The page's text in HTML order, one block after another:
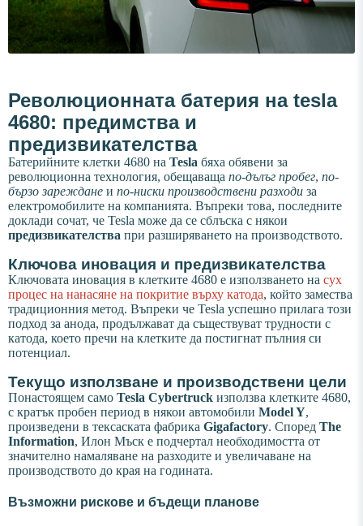
Революционната батерия на tesla
4680: предимства и
предизвикателства
Батерийните клетки 4680 на Tesla бяха обявени за
революционна технология, обещаваща по-дълъг пробег, по-
бързо зареждане и по-ниски производствени разходи за
електромобилите на компанията. Въпреки това, последните
доклади сочат, че Tesla може да се сблъска с някои
предизвикателства при разширяването на производството.
Ключова иновация и предизвикателства
Ключовата иновация в клетките 4680 е използването на сух
процес на нанасяне на покритие върху катода, който замества
традиционния метод. Въпреки че Tesla успешно прилага този
подход за анода, продължават да съществуват трудности с
катода, което пречи на клетките да постигнат пълния си
потенциал.
Текущо използване и производствени цели
Понастоящем само Tesla Cybertruck използва клетките 4680,
с кратък пробен период в някои автомобили Model Y,
произведени в тексаската фабрика Gigafactory. Според The
Information, Илон Мъск е подчертал необходимостта от
значително намаляване на разходите и увеличаване на
производството до края на годината.
Възможни рискове и бъдещи планове